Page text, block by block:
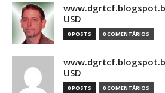
USD
0 POSTS 0 COMENTÁRIOS
USD
0 POSTS 0 COMENTÁRIOS